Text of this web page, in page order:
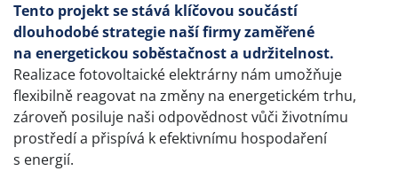
Tento projekt se stává klíčovou součástí
dlouhodobé strategie naší firmy zaměřené
na energetickou soběstačnost a udržitelnost.
Realizace fotovoltaické elektrárny nám umožňuje
flexibilně reagovat na změny na energetickém trhu,
zároveň posiluje naši odpovědnost vůči životnímu
prostředí a přispívá k efektivnímu hospodaření
s energií.